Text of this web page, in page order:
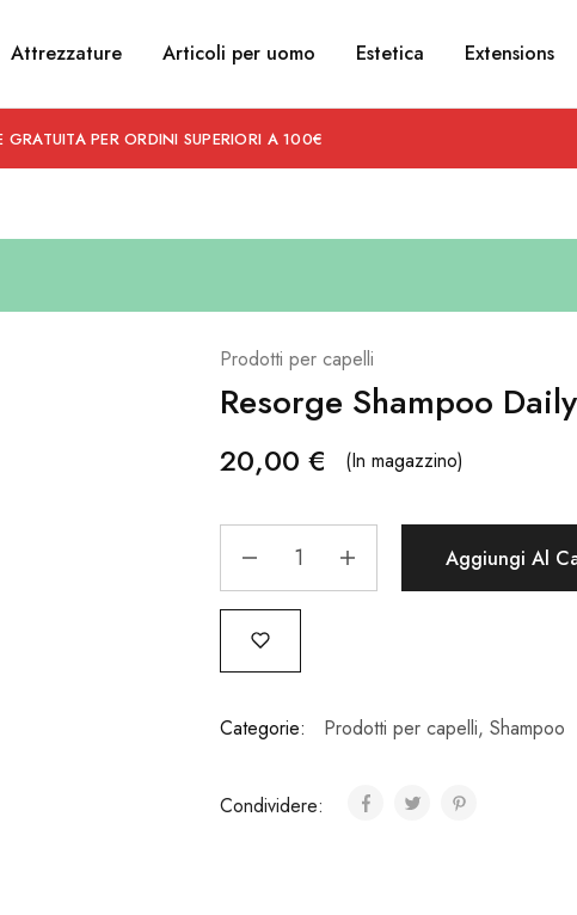
Attrezzature Articoli per uomo Estetica Extensions
GRATUITA PER ORDINI SUPERIORI A 100€
Prodotti per capelli
Resorge Shampoo
20,00 € (In magazzino)
Aggiungi Al
Categorie: Prodotti per capelli, Shampoo
Condividere: